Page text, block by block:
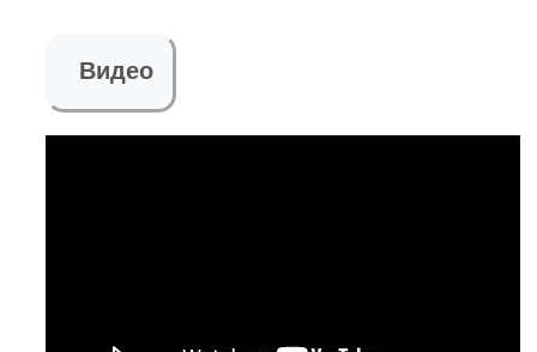
Видео